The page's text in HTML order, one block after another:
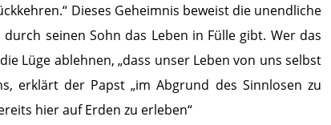
Dieses Geheimnis beweist die unendliche
seinen Sohn das Leben in Fülle gibt. Wer das
Lüge ablehnen, „dass unser Leben von uns selbst
erklärt der Papst „im Abgrund des Sinnlosen zu
hier auf Erden zu erleben“